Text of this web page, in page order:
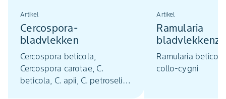
Artikel
Cercospora-
bladvlekken
Cercospora beticola,
Cercospora carotae, C.
beticola, C. apii, C. petroselini,
Artikel
Ramularia
Ramularia
Ramularia
collo-cygni